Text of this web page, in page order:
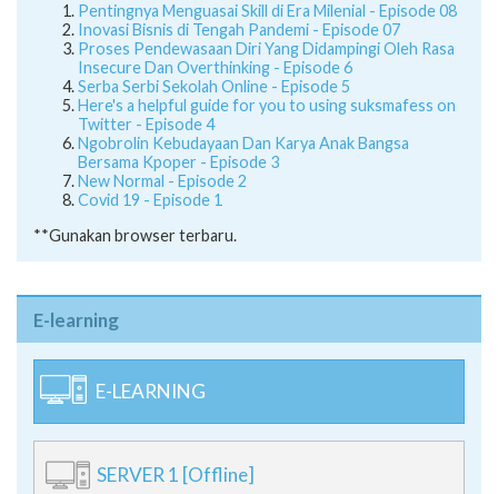
Pentingnya Menguasai Skill di Era Milenial - Episode 08
Inovasi Bisnis di Tengah Pandemi - Episode 07
Proses Pendewasaan Diri Yang Didampingi Oleh Rasa
Insecure Dan Overthinking - Episode 6
Serba Serbi Sekolah Online - Episode 5
Here's a helpful guide for you to using suksmafess on
Twitter - Episode 4
Ngobrolin Kebudayaan Dan Karya Anak Bangsa
Bersama Kpoper - Episode 3
New Normal - Episode 2
Covid 19 - Episode 1
**Gunakan browser terbaru.
E-learning
E-LEARNING
SERVER 1 [Offline]